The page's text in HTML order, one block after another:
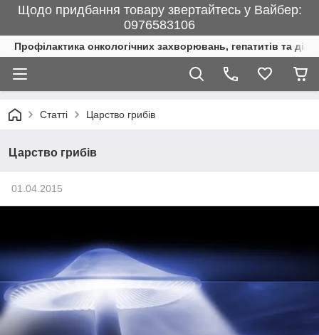
Щодо придбання товару звертайтесь у Вайбер:
0976583106
Профілактика онкологічних захворювань, гепатитів та
Статті Царство грибів
Царство грибів
01.04.2015